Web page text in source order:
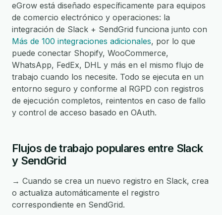
eGrow está diseñado específicamente para equipos
de comercio electrónico y operaciones: la
integración de Slack + SendGrid funciona junto con
Más de 100 integraciones adicionales, por lo que
puede conectar Shopify, WooCommerce,
WhatsApp, FedEx, DHL y más en el mismo flujo de
trabajo cuando los necesite. Todo se ejecuta en un
entorno seguro y conforme al RGPD con registros
de ejecución completos, reintentos en caso de fallo
y control de acceso basado en OAuth.
Flujos de trabajo populares entre Slack
y SendGrid
→ Cuando se crea un nuevo registro en Slack, crea
o actualiza automáticamente el registro
correspondiente en SendGrid.